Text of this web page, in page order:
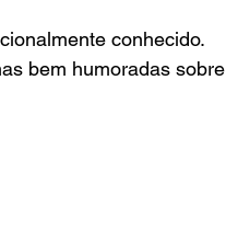
conhecido.
bem humoradas sobre